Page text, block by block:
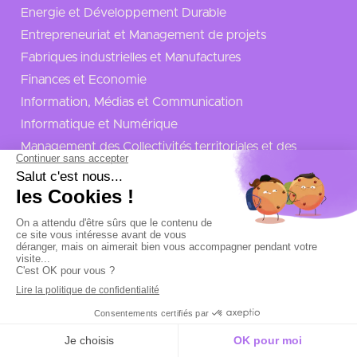
Energie et Développement Durable
Entrepreneuriat et Management de projets
Fabriques industrielles et Manufactures
Finances et Economie
Information, Médias et Communication
Informatique et Numérique
Management des Collectivités territoriales et des
Administrations Publiques
Marketing et Commerce
Qualité, Hygiène, Sécurité et Environnement
Ressources Humaines
Santé et social
Transport et Logistique